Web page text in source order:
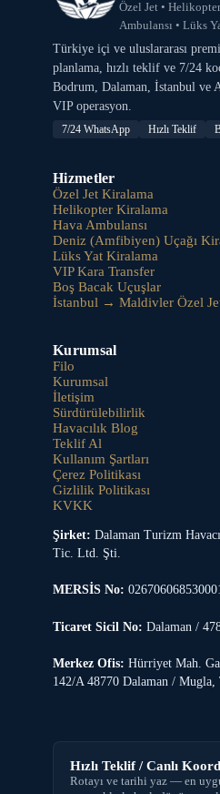
Özel Jet •
Ambulansı • Lüks
Türkiye içi ve uluslararası
planlama, hızlı teklif ve 7/24
Bodrum, Dalaman, İstanbul ve
VIP operasyon.
7/24 WhatsApp Hızlı Teklif
Hizmetler
Özel Jet Kiralama
Helikopter Kiralama
Hava Ambulansı
Deniz (Amfibiyen) Uçağı
Lüks Yat Kiralama
VIP Kara Transfer
Boş Bacak Uçuşlar
İstanbul → Maldivler Özel
Kurumsal
Filo
Kurumsal
İletişim
Sürdürülebilirlik
Havacılık Blog
Teklif Al
Kullanım Şartları
Çerez Politikası
Gizlilik Politikası
KVKK
Şirket: Dalaman Turizm
Tic. Ltd. Şti.
MERSİS No:
Ticaret Sicil No: Dalaman /
Merkez Ofis: Hürriyet Mah.
142/A 48770 Dalaman /
Hızlı Teklif / Canlı
Rotayı ve tarihi yaz — en